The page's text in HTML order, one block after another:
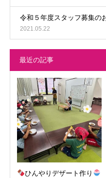
令和５年度スタッフ募集の
2021.05.22
最近の記事
ひんやりデザート作り